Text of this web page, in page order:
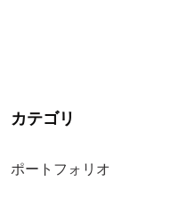
カテゴリ
ポートフォリオ